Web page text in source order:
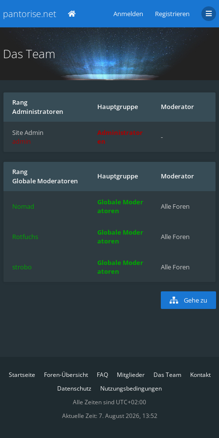
pantorise.net Anmelden Registrieren
Das Team
Rang
Administratoren
Hauptgruppe Moderator
Site Admin
admin
Administrator
en
-
Rang
Globale Moderatoren
Hauptgruppe Moderator
Nomad
Globale Moder
atoren
Alle Foren
Rotfuchs
Globale Moder
atoren
Alle Foren
strobo
Globale Moder
atoren
Alle Foren
Gehe zu
Startseite Foren-Übersicht FAQ Mitglieder Das Team
Kontakt
Datenschutz
Nutzungsbedingungen
Alle Zeiten sind UTC+02:00
Aktuelle Zeit: 7. August 2026, 13:52